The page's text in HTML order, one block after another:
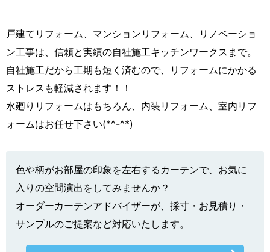
戸建てリフォーム、マンションリフォーム、リノベーショ
ン工事は、信頼と実績の自社施工キッチンワークスまで。
自社施工だから工期も短く済むので、リフォームにかかる
ストレスも軽減されます！！
水廻りリフォームはもちろん、内装リフォーム、室内リフ
ォームはお任せ下さい(*^-^*)
色や柄がお部屋の印象を左右するカーテンで、お気に
入りの空間演出をしてみませんか？
オーダーカーテンアドバイザーが、採寸・お見積り・
サンプルのご提案など対応いたします。